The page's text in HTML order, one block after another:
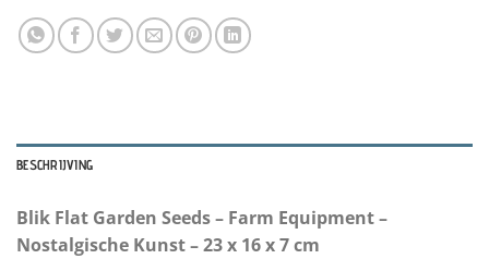
BESCHRIJVING
Blik Flat Garden Seeds – Farm Equipment –
Nostalgische Kunst – 23 x 16 x 7 cm